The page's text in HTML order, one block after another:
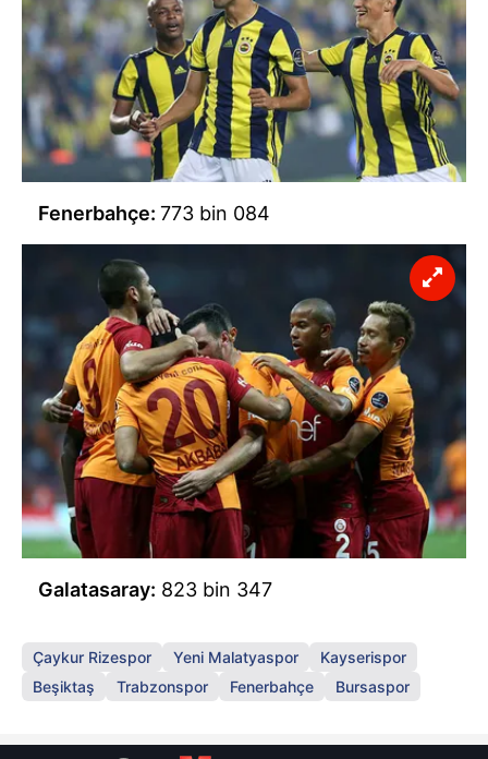
Fenerbahçe: 773 bin 084
Galatasaray: 823 bin 347
Çaykur Rizespor Yeni Malatyaspor
Kayserispor
Beşiktaş
Trabzonspor Fenerbahçe Bursaspor